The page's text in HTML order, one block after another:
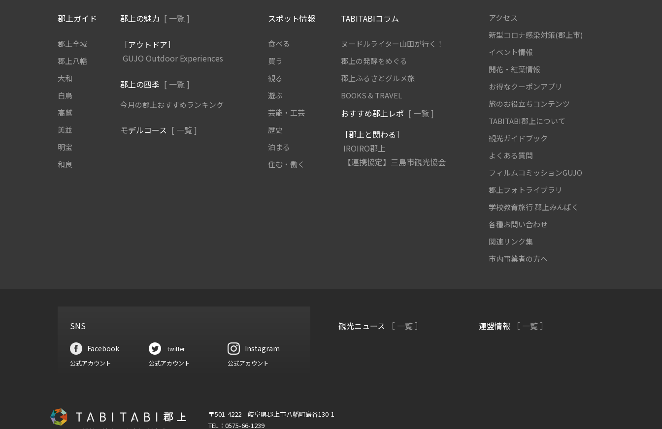
郡上ガイド
郡上全域
郡上八幡
大和
白鳥
高鷲
美並
明宝
和良
郡上の魅力 [ 一覧 ]
［アウトドア］
GUJO Outdoor Experiences
郡上の四季 [ 一覧 ]
今月の郡上おすすめランキング
モデルコース [ 一覧 ]
スポット情報
食べる
買う
観る
遊ぶ
芸能・工芸
歴史
泊まる
住む・働く
TABITABIコラム
ヌードルライター山田が行く！
郡上の発酵をめぐる
郡上ふるさとグルメ旅
BOOKS & TRAVEL
おすすめ郡上レポ [ 一覧 ]
［郡上と関わる］
IROIRO郡上
【連携協定】三島市観光協会
アクセス
新型コロナ感染対策(郡上市)
イベント情報
開花・紅葉情報
お得なクーポンアプリ
旅のお役立ちコンテンツ
TABITABI郡上について
観光ガイドブック
よくある質問
フィルムコミッションGUJO
郡上フォトライブラリ
学校教育旅行郡上みんぱく
各種お問い合わせ
関連リンク集
市内事業者の方へ
SNS
Facebook
公式アカウント
twitter
公式アカウント
Instagram
公式アカウント
観光ニュース ［ 一覧 ］ 連盟情報 ［ 一覧 ］
〒501-4222 岐阜県郡上市八幡町島谷130-1
TEL：0575-66-1239